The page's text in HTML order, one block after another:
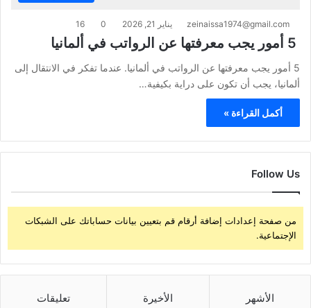
zeinaissa1974@gmail.com يناير 21, 2026 0
16
5 أمور يجب معرفتها عن الرواتب في ألمانيا. عندما تفكر في الانتقال إلى
ألمانيا، يجب أن تكون على دراية بكيفية…
أكمل القراءة »
Follow Us
من صفحة إعدادات إضافة أرقام قم بتعيين بيانات حساباتك على الشبكات
الإجتماعية.
الأشهر الأخيرة تعليقات